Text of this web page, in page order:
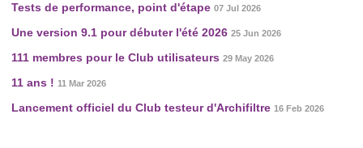
Tests de performance, point d'étape 07 Jul 2026
Une version 9.1 pour débuter l'été 2026 25 Jun 2026
111 membres pour le Club utilisateurs 29 May 2026
11 ans ! 11 Mar 2026
Lancement officiel du Club testeur d'Archifiltre 16 Feb 2026